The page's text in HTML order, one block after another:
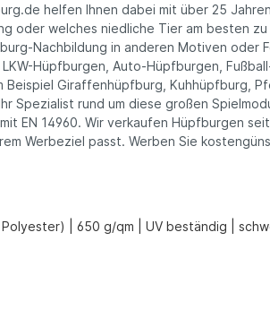
helfen Ihnen dabei mit über 25
oder welches niedliche Tier am besten
Nachbildung in anderen Motiven oder
Hüpfburgen, Auto-Hüpfburgen,
Giraffenhüpfburg, Kuhhüpfburg,
Spezialist rund um diese großen
EN 14960. Wir verkaufen Hüpfburgen
Werbeziel passt. Werben Sie
| 650 g/qm | UV beständig |